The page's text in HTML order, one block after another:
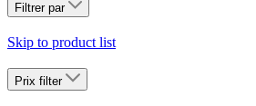
Filtrer par
Skip to product list
Prix filter